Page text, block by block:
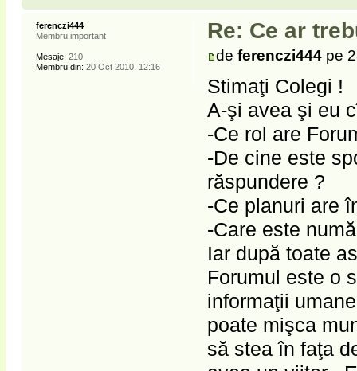
Re: Ce ar
deferenczi444 pe
Stimaţi Colegi !
A-şi avea şi eu
-Ce rol are
-De cine este
răspundere ?
-Ce planuri are
-Care este
Iar după toate
Forumul este o
informaţii
poate mişca
să stea în faţa
ferenczi444
Membru important
Mesaje: 210
Membru din: 20 Oct 2010, 12:16